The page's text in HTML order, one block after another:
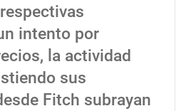
intento por
la actividad
sus
Fitch subrayan